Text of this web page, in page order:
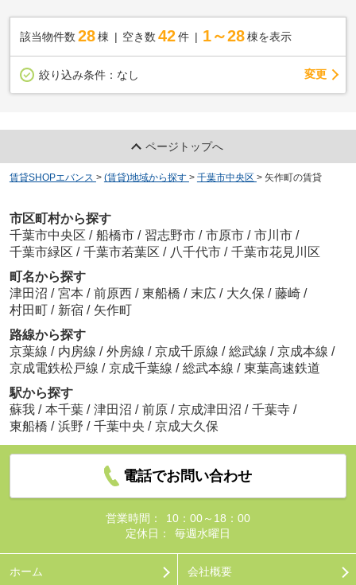
該当物件数 28棟 空き数 42 件 1～28 棟を表示
絞り込み条件： なし 変更
ページトップへ
賃貸SHOPエバンス > (賃貸)地域から探す > 千葉市中央区 > 矢作町の賃貸
市区町村から探す
千葉市中央区 / 船橋市 / 習志野市 / 市原市 / 市川市 /
千葉市緑区 / 千葉市若葉区 / 八千代市 / 千葉市花見川区
町名から探す
津田沼 / 宮本 / 前原西 / 東船橋 / 末広 / 大久保 / 藤崎 /
村田町 / 新宿 / 矢作町
路線から探す
京葉線 / 内房線 / 外房線 / 京成千原線 / 総武線 / 京成本線 /
京成電鉄松戸線 / 京成千葉線 / 総武本線 / 東葉高速鉄道
駅から探す
蘇我 / 本千葉 / 津田沼 / 前原 / 京成津田沼 / 千葉寺 /
東船橋 / 浜野 / 千葉中央 / 京成大久保
電話でお問い合わせ
営業時間：
10：00～18：00
定休日：
毎週水曜日
ホーム 会社概要